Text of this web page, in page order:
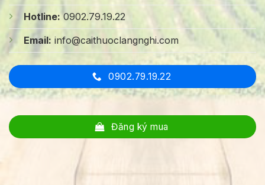
Hotline:0902.79.19.22
Email: info@caithuoclangnghi.com
0902.79.19.22
Đăng ký mua